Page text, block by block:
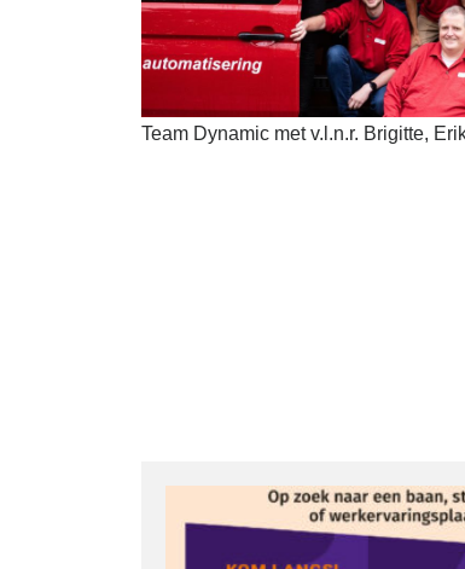
Team Dynamic met v.l.n.r. Brigitte,